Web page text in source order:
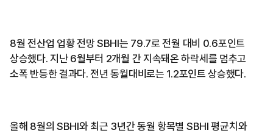
8월 전산업 업황 전망 SBHI는 79.7로 전월 대비 0.6포인트
상승했다. 지난 6월부터 2개월 간 지속돼온 하락세를 멈추고
소폭 반등한 결과다. 전년 동월대비로는 1.2포인트 상승했다.
올해 8월의 SBHI와 최근 3년간 동월 항목별 SBHI 평균치와